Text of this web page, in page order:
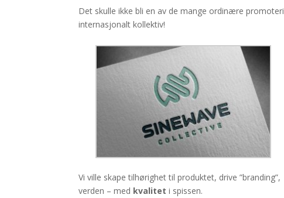
Det skulle ikke bli en av de mange ordinære
internasjonalt kollektiv!
Vi ville skape tilhørighet til produktet, drive
verden – med kvalitet i spissen.